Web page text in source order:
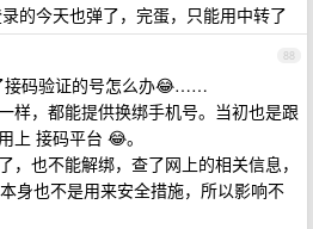
的今天也弹了，完蛋，只能用中转了
88
接码验证的号怎么办😂……
样，都能提供换绑手机号。当初也是跟
上 接码平台 😂。
，也不能解绑，查了网上的相关信息，
身也不是用来安全措施，所以影响不